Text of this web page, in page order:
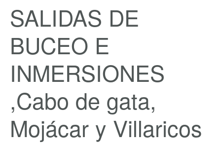
SALIDAS DE
BUCEO E
INMERSIONES
,Cabo de gata,
Mojácar y Villaricos